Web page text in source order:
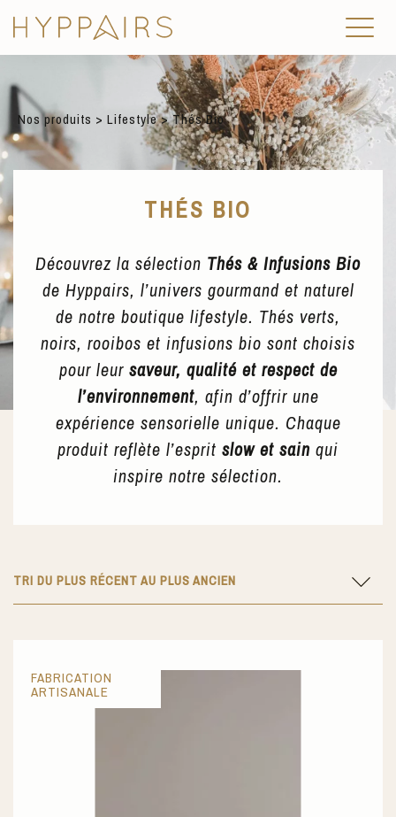
Nos produits > Lifestyle> Thés Bio
THÉS BIO
Découvrez la sélection Thés & Infusions Bio
de Hyppairs, l’univers gourmand et naturel
de notre boutique lifestyle. Thés verts,
noirs, rooibos et infusions bio sont choisis
pour leur saveur, qualité et respect de
l’environnement, afin d’offrir une
expérience sensorielle unique. Chaque
produit reflète l’esprit slow et sain qui
inspire notre sélection.
TRI DU PLUS RÉCENT AU PLUS ANCIEN
FABRICATION
ARTISANALE